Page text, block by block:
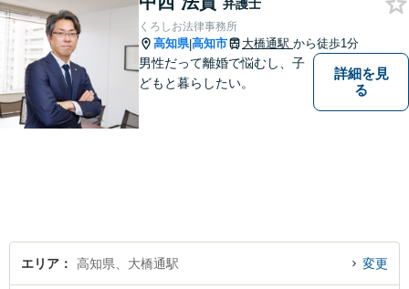
弁護士
くろしお法律事務所
高知県|高知市 大橋通駅 から徒歩1分
男性だって離婚で悩むし、子
どもと暮らしたい。
詳細を見
る
エリア 高知県、大橋通駅 変更